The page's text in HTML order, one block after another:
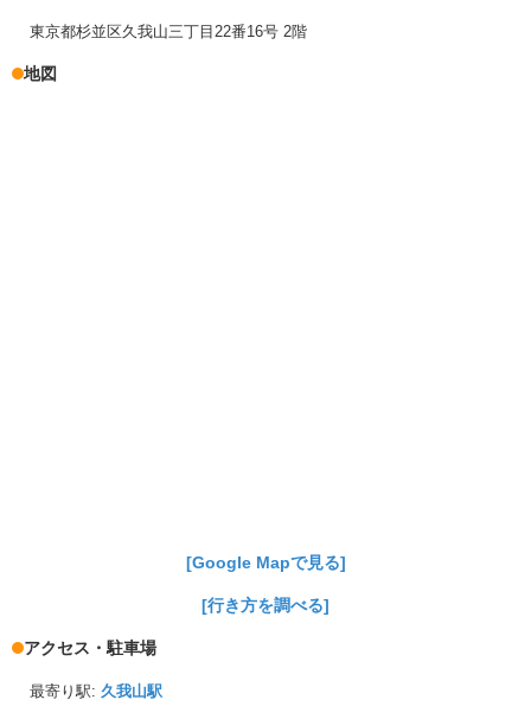
東京都杉並区久我山三丁目22番16号 2階
地図
[Google Mapで見る]
[行き方を調べる]
アクセス・駐車場
最寄り駅: 久我山駅